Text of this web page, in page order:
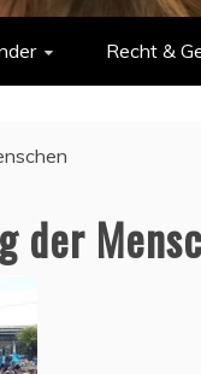
Recht &
der